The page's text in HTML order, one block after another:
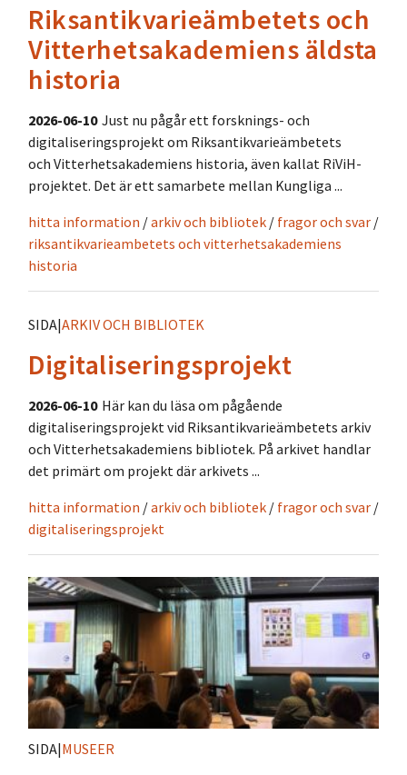
Riksantikvarieämbetets och
Vitterhetsakademiens äldsta
historia
2026-06-10 Just nu pågår ett forsknings- och
digitaliseringsprojekt om Riksantikvarieämbetets
och Vitterhetsakademiens historia, även kallat RiViH-
projektet. Det är ett samarbete mellan Kungliga ...
hitta information /arkiv och bibliotek / fragor och svar /
riksantikvarieambetets och vitterhetsakademiens
historia
SIDA|ARKIV OCH BIBLIOTEK
Digitaliseringsprojekt
2026-06-10 Här kan du läsa om pågående
digitaliseringsprojekt vid Riksantikvarieämbetets arkiv
och Vitterhetsakademiens bibliotek. På arkivet handlar
det primärt om projekt där arkivets ...
hitta information /arkiv och bibliotek / fragor och svar /
digitaliseringsprojekt
SIDA|MUSEER